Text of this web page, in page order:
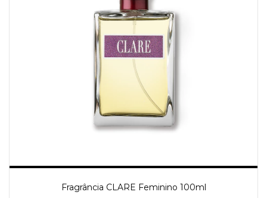
Fragrância CLARE Feminino 100ml